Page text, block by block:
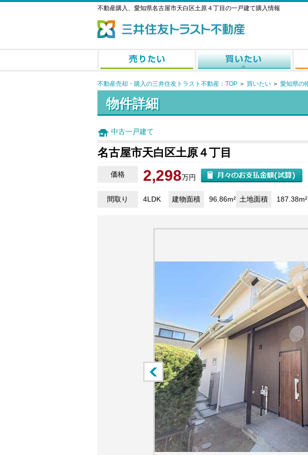
不動産購入、愛知県名古屋市天白区土原４丁目の一戸建て購入情報
不動産売却・購入の三井住友トラスト不動産：TOP ＞ 買いたい ＞ 愛知県の
物件詳細
中古一戸建て
名古屋市天白区土原４丁目
価格 2,298万円
間取り 4LDK 建物面積 96.86m² 土地面積 187.38m²